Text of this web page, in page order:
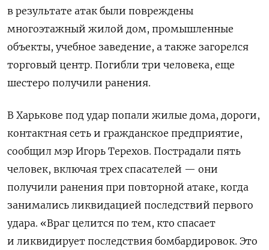
в результате атак были повреждены
многоэтажный жилой дом, промышленные
объекты, учебное заведение, а также загорелся
торговый центр. Погибли три человека, еще
шестеро получили ранения.
В Харькове под удар попали жилые дома, дороги,
контактная сеть и гражданское предприятие,
сообщил мэр Игорь Терехов. Пострадали пять
человек, включая трех спасателей — они
получили ранения при повторной атаке, когда
занимались ликвидацией последствий первого
удара. «Враг целится по тем, кто спасает
и ликвидирует последствия бомбардировок. Это